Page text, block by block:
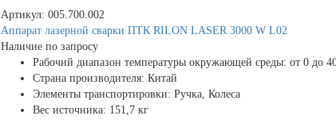
Артикул: 005.700.002
Aппарат лазерной сварки ПТК RILON LASER 3000 W L02
Наличие по запросу
Рабочий диапазон температуры окружающей среды: от 0 до
Страна производителя: Китай
Элементы транспортировки: Ручка, Колеса
Вес источника: 151,7 кг